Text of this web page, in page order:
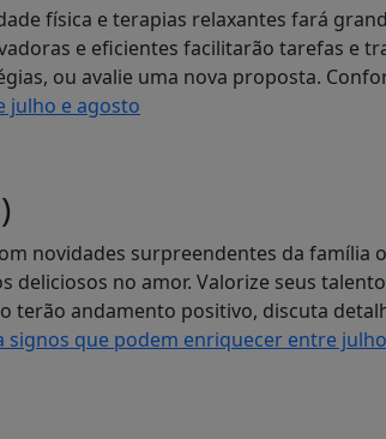
física e terapias relaxantes fará
e eficientes facilitarão tarefas e
ou avalie uma nova proposta.
julho e agosto
novidades surpreendentes da família
deliciosos no amor. Valorize seus
terão andamento positivo, discuta
signos que podem enriquecer entre